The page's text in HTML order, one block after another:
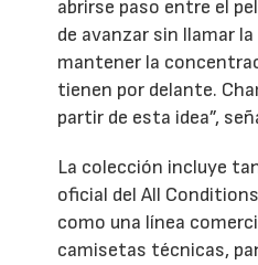
abrirse paso entre el
de avanzar sin llamar
mantener la
tienen por delante.
partir de esta idea”,
La colección incluye
oficial del All
como una línea
camisetas técnicas,